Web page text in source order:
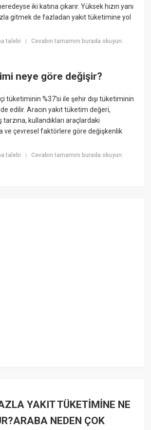
iki katına çıkarır. Yüksek hızın yanı
gitmek de fazladan yakıt tüketimine yol
talebi |Cevabın tamamını burada okuyun:
neye göre değişir?
tüketiminin %37'si ile şehir dışı tüketiminin
edilir. Aracın yakıt tüketim değeri,
kullandıkları araçlardaki
ve çevresel faktörlere göre değişkenlik
talebi |Cevabın tamamını burada okuyun:
YAKIT TÜKETİMİNE NE
NEDEN ÇOK